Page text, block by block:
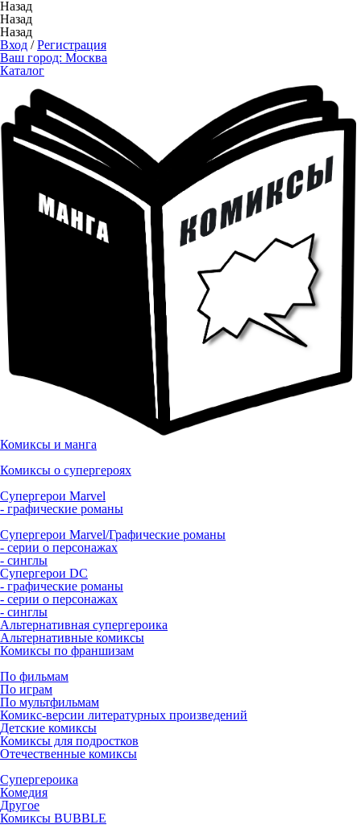
Назад
Назад
Назад
Вход /Регистрация
Ваш город: Москва
Каталог
Комиксы и манга
Комиксы о супергероях
Супергерои Marvel
- графические романы
Супергерои Marvel/Графические романы
- серии о персонажах
- синглы
Супергерои DC
- графические романы
- серии о персонажах
- синглы
Альтернативная супергероика
Альтернативные комиксы
Комиксы по франшизам
По фильмам
По играм
По мультфильмам
Комикс-версии литературных произведений
Детские комиксы
Комиксы для подростков
Отечественные комиксы
Супергероика
Комедия
Другое
Комиксы BUBBLE